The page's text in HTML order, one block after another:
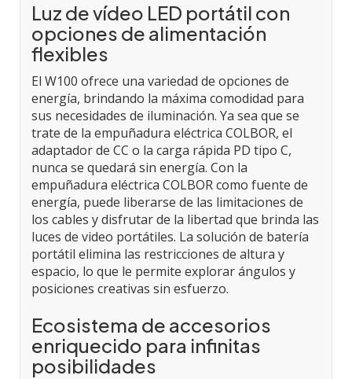
Luz de vídeo LED portátil con
opciones de alimentación
flexibles
El W100 ofrece una variedad de opciones de
energía, brindando la máxima comodidad para
sus necesidades de iluminación. Ya sea que se
trate de la empuñadura eléctrica COLBOR, el
adaptador de CC o la carga rápida PD tipo C,
nunca se quedará sin energía. Con la
empuñadura eléctrica COLBOR como fuente de
energía, puede liberarse de las limitaciones de
los cables y disfrutar de la libertad que brinda las
luces de video portátiles. La solución de batería
portátil elimina las restricciones de altura y
espacio, lo que le permite explorar ángulos y
posiciones creativas sin esfuerzo.
Ecosistema de accesorios
enriquecido para infinitas
posibilidades